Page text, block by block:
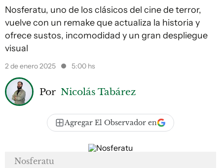
Nosferatu, uno de los clásicos del cine de terror,
vuelve con un remake que actualiza la historia y
ofrece sustos, incomodidad y un gran despliegue
visual
2 de enero 2025 5:00 hs
Por Nicolás Tabárez
Agregar El Observador en
Nosferatu